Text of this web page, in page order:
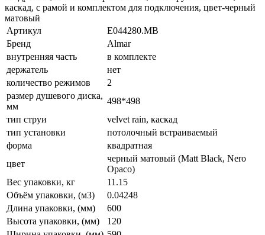
каскад, с рамой и комплектом для подключения, цвет-черный
матовый
Артикул
E044280.MB
Бренд
Almar
внутренняя часть
в комплекте
держатель
нет
количество режимов
2
размер душевого диска,
мм
498*498
тип струи
velvet rain, каскад
тип установки
потолочный встраиваемый
форма
квадратная
цвет
черный матовый (Matt Black, Nero
Opaco)
Вес упаковки, кг
11.15
Объём упаковки, (м3)
0.04248
Длина упаковки, (мм)
600
Высота упаковки, (мм)
120